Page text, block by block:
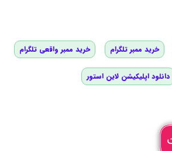
خرید ممبر تلگرام خرید ممبر واقعی تلگرام
دانلود اپلیکیشن لاین استور